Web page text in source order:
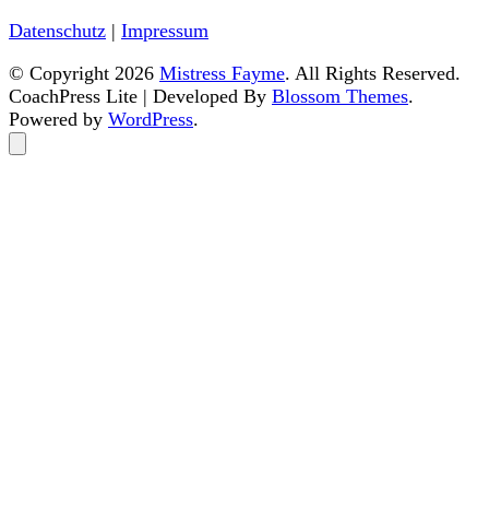
Datenschutz | Impressum
© Copyright 2026 Mistress Fayme. All Rights Reserved.
CoachPress Lite | Developed By Blossom Themes.
Powered by WordPress.